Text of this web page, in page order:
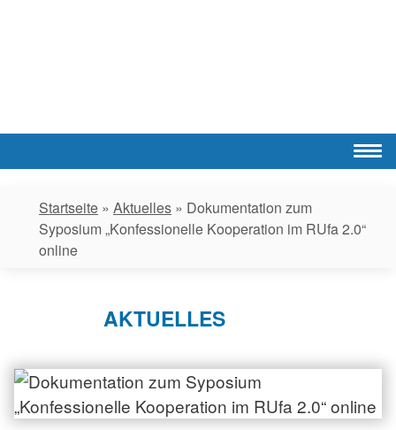
Startseite » Aktuelles » Dokumentation zum
Syposium „Konfessionelle Kooperation im RUfa 2.0“
online
AKTUELLES